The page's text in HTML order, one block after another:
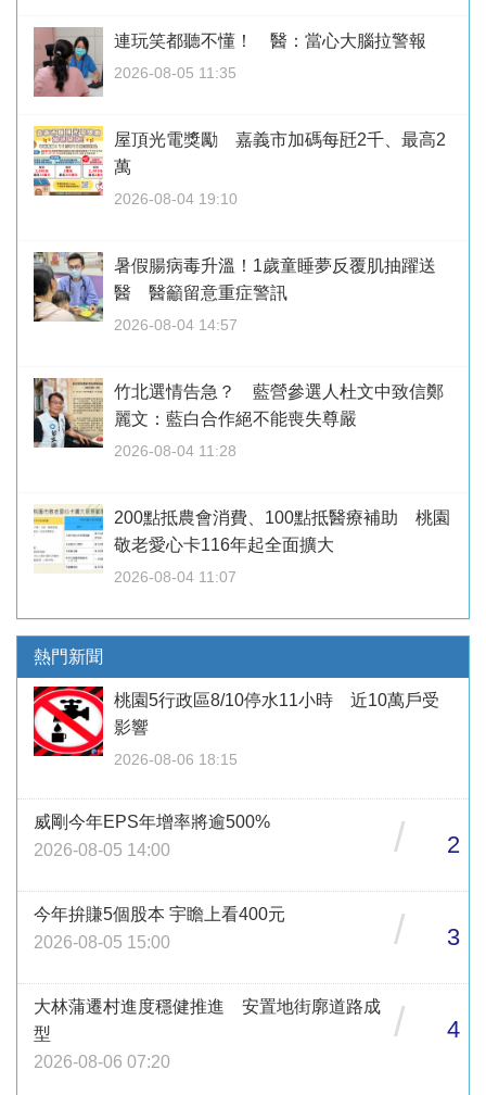
連玩笑都聽不懂！ 醫：當心大腦拉警報
2026-08-05 11:35
屋頂光電獎勵 嘉義市加碼每瓩2千、最高2
萬
2026-08-04 19:10
暑假腸病毒升溫！1歲童睡夢反覆肌抽躍送
醫 醫籲留意重症警訊
2026-08-04 14:57
竹北選情告急？ 藍營參選人杜文中致信鄭
麗文：藍白合作絕不能喪失尊嚴
2026-08-04 11:28
200點抵農會消費、100點抵醫療補助 桃園
敬老愛心卡116年起全面擴大
2026-08-04 11:07
熱門新聞
桃園5行政區8/10停水11小時 近10萬戶受
影響
2026-08-06 18:15
威剛今年EPS年增率將逾500%
2026-08-05 14:00
/ 2
今年拚賺5個股本 宇瞻上看400元
2026-08-05 15:00
/ 3
大林蒲遷村進度穩健推進 安置地街廓道路成
型
2026-08-06 07:20
/ 4